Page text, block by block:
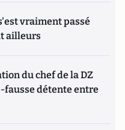
vraiment passé
ailleurs
du chef de la DZ
fausse détente entre